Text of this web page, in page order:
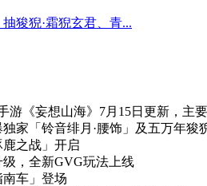
抽狻猊·霜猊玄君、青...
游《妄想山海》7月15日更新，主
家「铃音绯月·腰饰」及五万年狻
之战」开启
，全新GVG玩法上线
车」登场